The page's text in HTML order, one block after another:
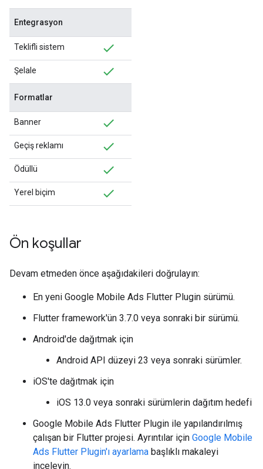
Entegrasyon
Teklifli sistem
Şelale
Formatlar
Banner
Geçiş reklamı
Ödüllü
Yerel biçim
Ön koşullar
Devam etmeden önce aşağıdakileri doğrulayın:
En yeni Google Mobile Ads Flutter Plugin sürümü.
Flutter framework'ün 3.7.0 veya sonraki bir sürümü.
Android'de dağıtmak için
Android API düzeyi 23 veya sonraki sürümler.
iOS'te dağıtmak için
iOS 13.0 veya sonraki sürümlerin dağıtım hedefi
Google Mobile Ads Flutter Plugin ile yapılandırılmış
çalışan bir Flutter projesi. Ayrıntılar için Google Mobile
Ads Flutter Plugin'ı ayarlama başlıklı makaleyi
inceleyin.